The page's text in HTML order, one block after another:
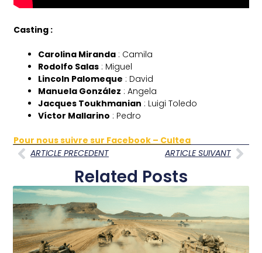
Casting :
Carolina Miranda : Camila
Rodolfo Salas : Miguel
Lincoln Palomeque : David
Manuela González : Angela
Jacques Toukhmanian : Luigi Toledo
Víctor Mallarino : Pedro
Pour nous suivre sur Facebook – Cultea
ARTICLE PRECEDENT
ARTICLE SUIVANT
Related Posts